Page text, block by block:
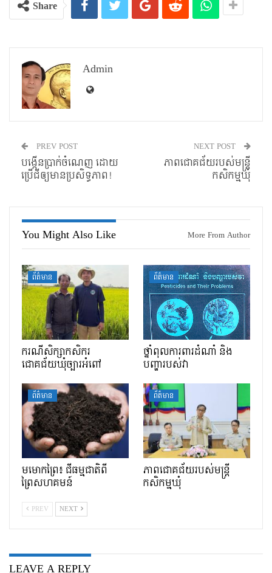
Share
Admin
PREV POST
បង្កើនប្រាក់ចំណេញ ដោយ
ប្រើជីឲ្យមានប្រសិទ្ធភាព!
NEXT POST
ភាពជោគជ័យរបស់មន្រ្តី
កសិកម្មឃុំ
You Might Also Like More From Author
ព័ត៌មាន
ករណីសិក្សាកសិករ
ជោគជ័យឃុំច្បារអំពៅ
ព័ត៌មាន
ថ្នាំពុលការពារដំណាំ និង
បញ្ហារបស់វា
ព័ត៌មាន
មមោកព្រៃ៖ ជីធម្មជាតិពី
ព្រៃសហគមន៍
ព័ត៌មាន
ភាពជោគជ័យរបស់មន្រ្តី
កសិកម្មឃុំ
PREV NEXT